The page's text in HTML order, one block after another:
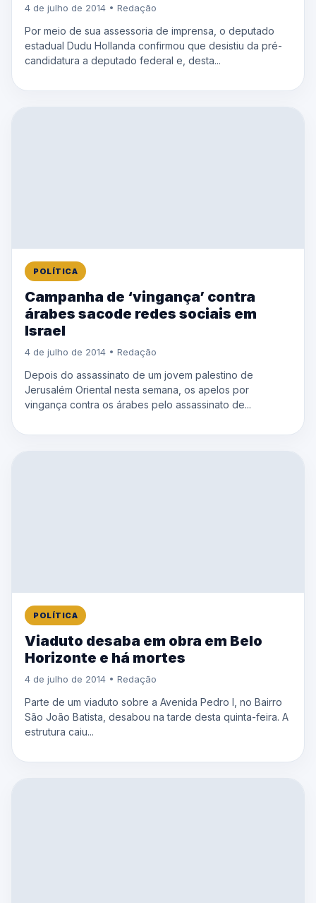
4 de julho de 2014 • Redação
Por meio de sua assessoria de imprensa, o deputado
estadual Dudu Hollanda confirmou que desistiu da pré-
candidatura a deputado federal e, desta...
POLÍTICA
Campanha de ‘vingança’ contra
árabes sacode redes sociais em
Israel
4 de julho de 2014 • Redação
Depois do assassinato de um jovem palestino de
Jerusalém Oriental nesta semana, os apelos por
vingança contra os árabes pelo assassinato de...
POLÍTICA
Viaduto desaba em obra em Belo
Horizonte e há mortes
4 de julho de 2014 • Redação
Parte de um viaduto sobre a Avenida Pedro I, no Bairro
São João Batista, desabou na tarde desta quinta-feira. A
estrutura caiu...